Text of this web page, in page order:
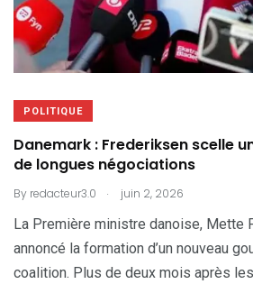
POLITIQUE
Danemark : Frederiksen scelle
de longues négociations
By redacteur3.0 . juin 2, 2026
La Première ministre danoise, Mette
annoncé la formation d’un nouveau
coalition. Plus de deux mois après